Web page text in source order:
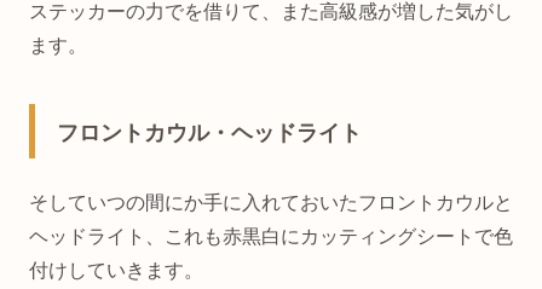
ステッカーの力でを借りて、また高級感が増した気がし
ます。
フロントカウル・ヘッドライト
そしていつの間にか手に入れておいたフロントカウルと
ヘッドライト、これも赤黒白にカッティングシートで色
付けしていきます。